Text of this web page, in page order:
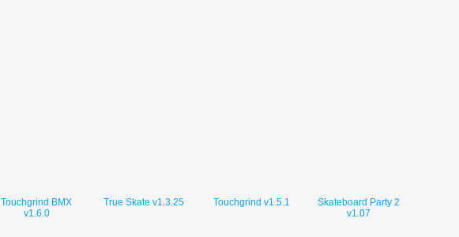
Touchgrind BMX
v1.6.0
True Skate v1.3.25 Touchgrind v1.5.1
Skateboard Party 2
v1.07